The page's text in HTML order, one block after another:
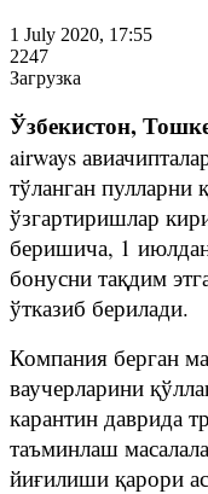
1 July 2020, 17:55
2247
Загрузка
Ўзбекистон,
airways
тўланган пулларни
ўзгартиришлар
беришича, 1
бонусни тақдим
ўтказиб берилади.
Компания берган
ваучерларини
карантин даврида
таъминлаш
йиғилиши қарори